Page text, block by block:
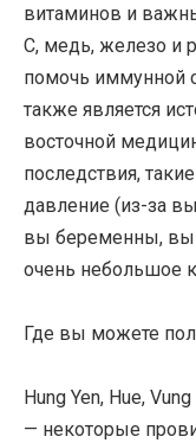
витаминов и
С, медь, железо и
помочь иммунной
также является
восточной
последствия,
давление (из-за
вы беременны, вы
очень небольшое
Где вы можете
Hung Yen, Hue,
— некоторые